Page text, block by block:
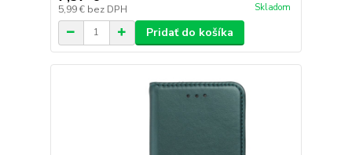
5,99 € bez DPH Skladom
Pridať do košíka